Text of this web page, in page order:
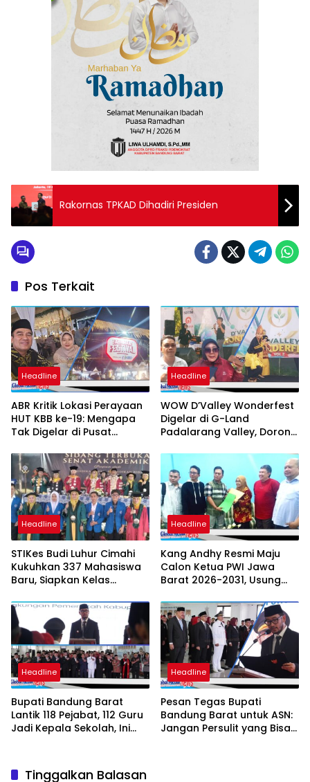
Rakornas TPKAD Dihadiri Presiden
Pos Terkait
Headline
ABR Kritik Lokasi Perayaan
HUT KBB ke-19: Mengapa
Tak Digelar di Pusat
Headline
WOW D’Valley Wonderfest
Digelar di G-Land
Padalarang Valley, Dorong
Lokal
Headline
STIKes Budi Luhur Cimahi
Kukuhkan 337 Mahasiswa
Baru, Siapkan Kelas
Student Exchange ke
Filipina
Headline
Kang Andhy Resmi Maju
Calon Ketua PWI Jawa
Barat 2026-2031, Usung
Headline
Bupati Bandung Barat
Lantik 118 Pejabat, 112 Guru
Jadi Kepala Sekolah, Ini
Headline
Pesan Tegas Bupati
Bandung Barat untuk ASN:
Jangan Persulit yang Bisa
Tinggalkan Balasan